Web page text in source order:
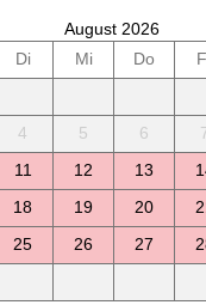
August 2026
Di Mi Do
4 5 6
11 12 13
18 19 20
25 26 27